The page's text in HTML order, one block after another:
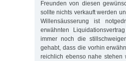
Freunden von diesen
sollte nichts verkauft werden
Willensäusserung ist
erwähnten
immer noch die
gehabt, dass die vorhin
reichlich ebenso nahe stehen